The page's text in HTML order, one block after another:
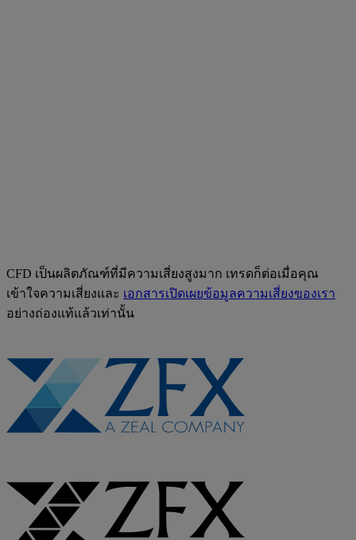
CFD เป็นผลิตภัณฑ์ที่มีความเสี่ยงสูงมาก เทรดก็ต่อเมื่อคุณ
เข้าใจความเสี่ยงและ เอกสารเปิดเผยข้อมูลความเสี่ยงของเรา
อย่างถ่องแท้แล้วเท่านั้น